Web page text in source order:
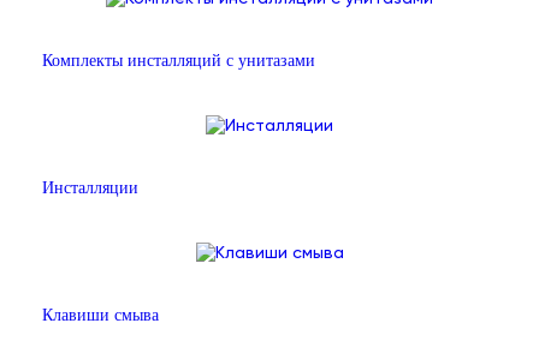
Комплекты инсталляций с унитазами
Инсталляции
Клавиши смыва